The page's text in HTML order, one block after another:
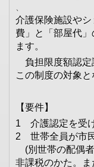
、
介護保険施設や
費」と「部屋代
ます。
負担限度額認定
この制度の対象と
【要件】
1 介護認定を受
2 世帯全員が市
(別世帯の配偶
非課税のかた。